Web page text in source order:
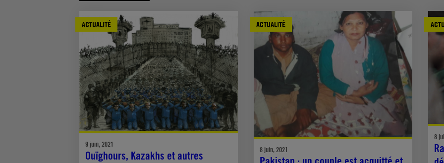
ACTUALITÉ
9 juin, 2021
Ouïghours, Kazakhs et autres
ACTUALITÉ
8 juin, 2021
8